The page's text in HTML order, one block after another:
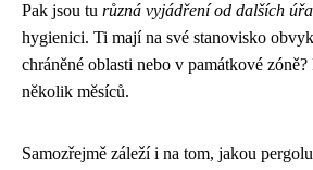
Pak jsou tu různá vyjádření od dalších
hygienici. Ti mají na své stanovisko
chráněné oblasti nebo v památkové
několik měsíců.
Samozřejmě záleží i na tom, jakou